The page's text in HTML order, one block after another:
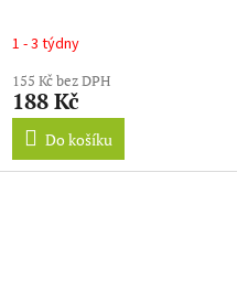
1 - 3 týdny
155 Kč bez DPH
188 Kč
Do košíku